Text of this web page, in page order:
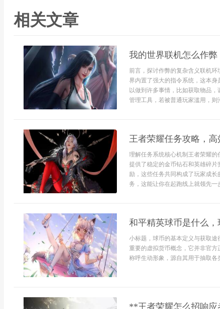
相关文章
我的世界联机怎么作
前言，探讨作弊的复杂含义联机
界内置了强大的指令系统，这本
以做到许多事情，比如获取物品
管理工具，若被普通玩家滥用，则
王者荣耀任务攻略，
理解任务系统核心机制王者荣耀
提供了稳定的金币钻石和英雄碎
励，这些任务共同构成了玩家成
务，这能让你在起跑线上就领先
和平精英球币是什么
小标题，球币的基本定义与获取
重要的虚拟货币概念，它并非官
称呼生动形象，源自其用于抽取各
**王者荣耀怎么招响